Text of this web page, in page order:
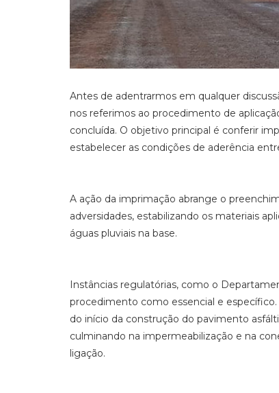
Antes de adentrarmos em qualquer
nos referimos ao procedimento de
concluída. O objetivo principal é conferir
estabelecer as condições de aderência
A ação da imprimação abrange o
adversidades, estabilizando os materiais
águas pluviais na base.
Instâncias regulatórias, como o
procedimento como essencial e
do início da construção do pavimento
culminando na impermeabilização e na
ligação.